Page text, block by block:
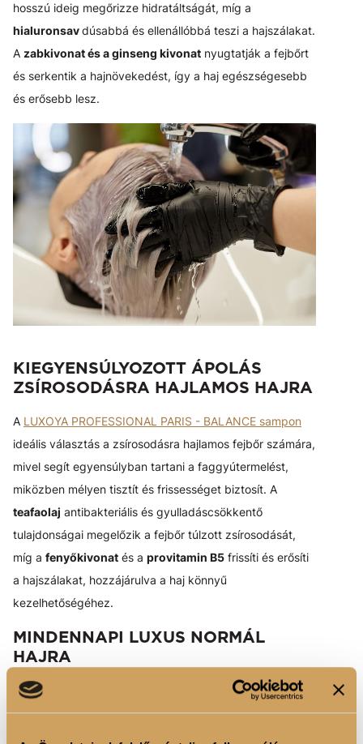
hosszú ideig megőrizze hidratáltságát, míg a
hialuronsavdúsabbá és ellenállóbbá teszi a hajszálakat.
A zabkivonat és a ginseng kivonat nyugtatják a fejbőrt
és serkentik a hajnövekedést, így a haj egészségesebb
és erősebb lesz.
KIEGYENSÚLYOZOTT ÁPOLÁS
ZSÍROSODÁSRA HAJLAMOS HAJRA
A LUXOYA PROFESSIONAL PARIS - BALANCE sampon
ideális választás a zsírosodásra hajlamos fejbőr számára,
mivel segít egyensúlyban tartani a faggyútermelést,
miközben mélyen tisztít és frissességet biztosít. A
teafaolaj antibakteriális és gyulladáscsökkentő
tulajdonságai megelőzik a fejbőr túlzott zsírosodását,
míg a fenyőkivonat és a provitamin B5 frissíti és erősíti
a hajszálakat, hozzájárulva a haj könnyű
kezelhetőségéhez.
MINDENNAPI LUXUS NORMÁL
HAJRA
Normál haj esetén a
LUXOYA PROFESSIONAL PARIS -
RICHsampon a mindennapos használatra tökéletes